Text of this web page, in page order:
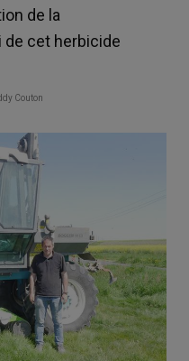
de la
de cet herbicide
Couton